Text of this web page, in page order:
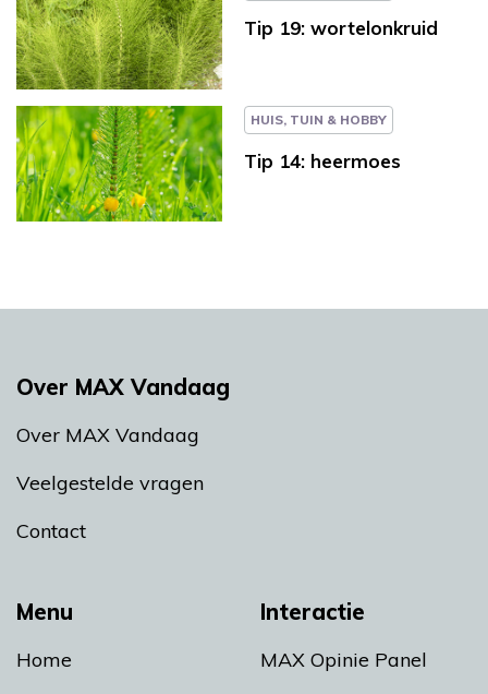
Tip 19: wortelonkruid
HUIS, TUIN & HOBBY
Tip 14: heermoes
Menu
Home
Interactie
MAX Opinie Panel
Over MAX Vandaag
Over MAX Vandaag
Veelgestelde vragen
Contact